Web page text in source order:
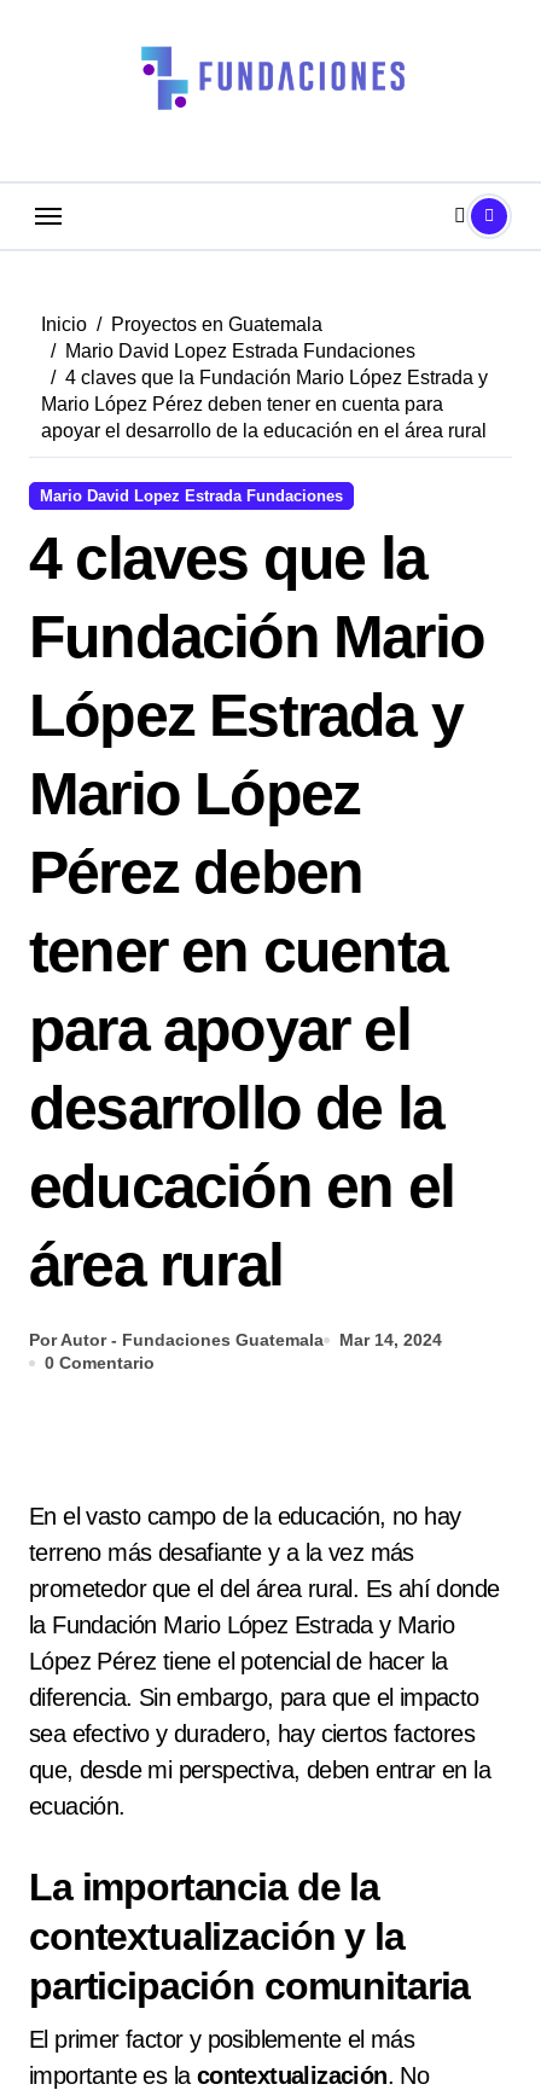
Inicio
Proyectos en Guatemala
Mario David Lopez Estrada Fundaciones
4 claves que la Fundación Mario López Estrada y
Mario López Pérez deben tener en cuenta para
apoyar el desarrollo de la educación en el área rural
Mario David Lopez Estrada Fundaciones
4 claves que la
Fundación Mario
López Estrada y
Mario López
Pérez deben
tener en cuenta
para apoyar el
desarrollo de la
educación en el
área rural
Por Autor - Fundaciones Guatemala
Mar 14, 2024
0 Comentario
En el vasto campo de la educación, no hay
terreno más desafiante y a la vez más
prometedor que el del área rural. Es ahí donde
la Fundación Mario López Estrada y Mario
López Pérez tiene el potencial de hacer la
diferencia. Sin embargo, para que el impacto
sea efectivo y duradero, hay ciertos factores
que, desde mi perspectiva, deben entrar en la
ecuación.
La importancia de la
contextualización y la
participación comunitaria
El primer factor y posiblemente el más
importante es la contextualización. No